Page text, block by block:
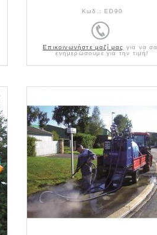
Κωδ.: ED90
Επικοινωνήστε μαζί μας για να
ενημερώσουμε για την τιμή!